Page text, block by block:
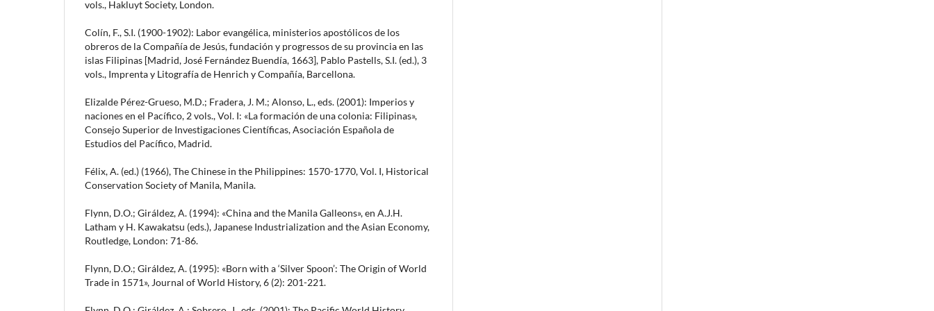
vols., Hakluyt Society, London.
Colín, F., S.I. (1900-1902): Labor evangélica, ministerios apostólicos de los
obreros de la Compañía de Jesús, fundación y progressos de su provincia en las
islas Filipinas [Madrid, José Fernández Buendía, 1663], Pablo Pastells, S.I. (ed.), 3
vols., Imprenta y Litografía de Henrich y Compañía, Barcellona.
Elizalde Pérez-Grueso, M.D.; Fradera, J. M.; Alonso, L., eds. (2001): Imperios y
naciones en el Pacífico, 2 vols., Vol. I: «La formación de una colonia: Filipinas»,
Consejo Superior de Investigaciones Científicas, Asociación Española de
Estudios del Pacífico, Madrid.
Félix, A. (ed.) (1966), The Chinese in the Philippines: 1570-1770, Vol. I, Historical
Conservation Society of Manila, Manila.
Flynn, D.O.; Giráldez, A. (1994): «China and the Manila Galleons», en A.J.H.
Latham y H. Kawakatsu (eds.), Japanese Industrialization and the Asian Economy,
Routledge, London: 71-86.
Flynn, D.O.; Giráldez, A. (1995): «Born with a ‘Silver Spoon’: The Origin of World
Trade in 1571», Journal of World History, 6 (2): 201-221.